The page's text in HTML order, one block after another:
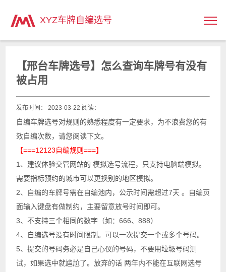
XYZ车牌自编选号
主页 >
【邢台车牌选号】怎么查询车牌号有没有
被占用
发布时间： 2023-03-22 阅读：
自编车牌选号对规则的熟悉程度有一定要求，为不浪费您的有
效自编次数，请您阅读下文。
【===12123自编规则===】
1、建议体验交管网站的 模拟选号流程，只支持电脑端模拟。
需要指标预约的城市可以更换别的地区模拟。
2、自编的车牌号需在自编池内，公示时间需超过7天 。自编页
面输入键盘有做制约，主要留意放号时间即可。
3、不支持三个相同的数字（如：666、888）
4、自编选号没有时间限制。可以一次提交一个或多个号码。
5、提交的号码务必是自己心仪的号码，不要用垃圾号码测
试，如果选中就尴尬了。放弃的话 两年内不能在互联网选号